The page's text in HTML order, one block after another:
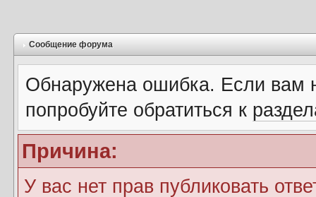
Сообщение форума
Обнаружена ошибка. Если вам
попробуйте обратиться к
Причина:
У вас нет прав публиковать